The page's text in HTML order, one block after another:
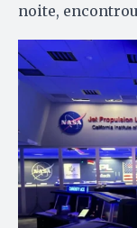
noite, encontrou